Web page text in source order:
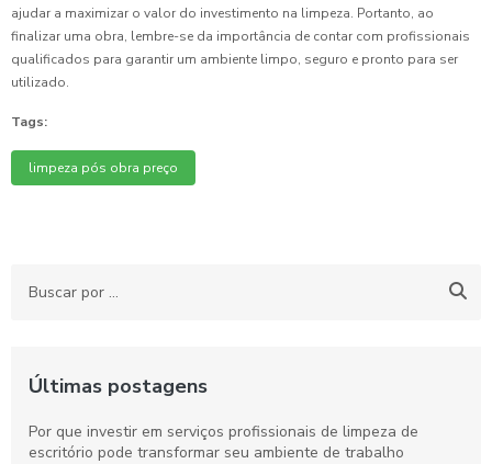
ajudar a maximizar o valor do investimento na limpeza. Portanto, ao
finalizar uma obra, lembre-se da importância de contar com profissionais
qualificados para garantir um ambiente limpo, seguro e pronto para ser
utilizado.
Tags:
limpeza pós obra preço
Últimas postagens
Por que investir em serviços profissionais de limpeza de
escritório pode transformar seu ambiente de trabalho